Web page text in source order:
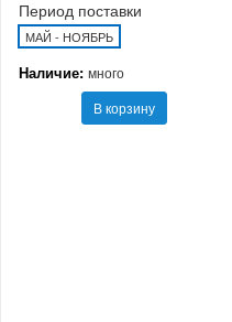
Период поставки
МАЙ - НОЯБРЬ
Наличие: много
В корзину